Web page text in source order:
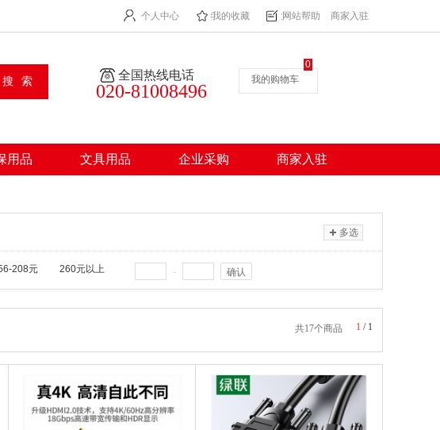
个人中心 我的收藏 网站帮助 商家入驻
全国热线电话
020-81008496
我的购物车
0
用品 文具用品 企业采购 商家入驻
多选
208元 260元以上 - 确认
共17个商品 1 / 1